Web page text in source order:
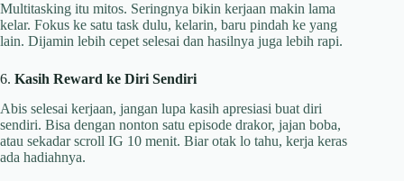
Multitasking itu mitos. Seringnya bikin kerjaan makin lama
kelar. Fokus ke satu task dulu, kelarin, baru pindah ke yang
lain. Dijamin lebih cepet selesai dan hasilnya juga lebih rapi.
6. Kasih Reward ke Diri Sendiri
Abis selesai kerjaan, jangan lupa kasih apresiasi buat diri
sendiri. Bisa dengan nonton satu episode drakor, jajan boba,
atau sekadar scroll IG 10 menit. Biar otak lo tahu, kerja keras
ada hadiahnya.